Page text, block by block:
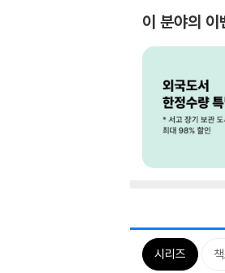
이 분야의 이
시리즈